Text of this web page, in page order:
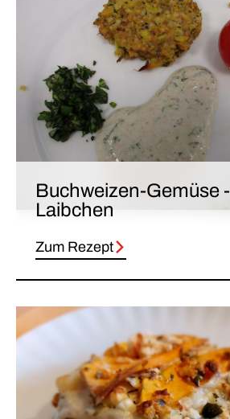
Buchweizen-Gemüse -
Laibchen
Zum Rezept